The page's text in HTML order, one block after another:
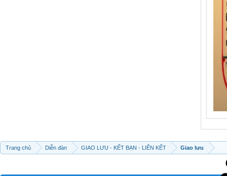
Trang chủ Diễn đàn GIAO LƯU - KẾT BẠN - LIÊN KẾT Giao lưu